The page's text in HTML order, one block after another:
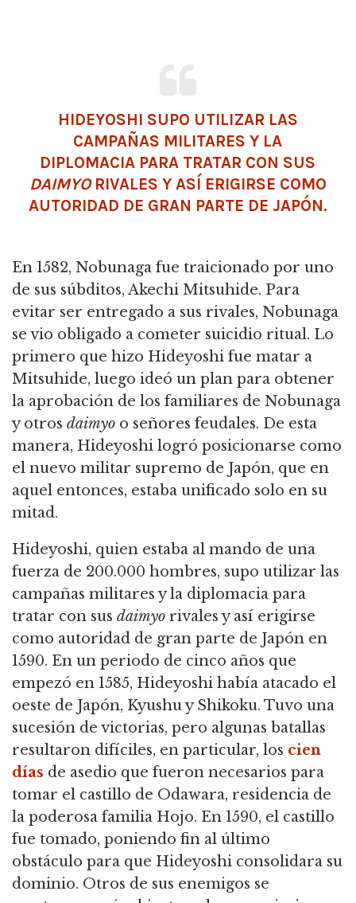
HIDEYOSHI SUPO UTILIZAR LAS
CAMPAÑAS MILITARES Y LA
DIPLOMACIA PARA TRATAR CON SUS
DAIMYO RIVALES Y ASÍ ERIGIRSE COMO
AUTORIDAD DE GRAN PARTE DE JAPÓN.
En 1582, Nobunaga fue traicionado por uno
de sus súbditos, Akechi Mitsuhide. Para
evitar ser entregado a sus rivales, Nobunaga
se vio obligado a cometer suicidio ritual. Lo
primero que hizo Hideyoshi fue matar a
Mitsuhide, luego ideó un plan para obtener
la aprobación de los familiares de Nobunaga
y otros daimyo o señores feudales. De esta
manera, Hideyoshi logró posicionarse como
el nuevo militar supremo de Japón, que en
aquel entonces, estaba unificado solo en su
mitad.
Hideyoshi, quien estaba al mando de una
fuerza de 200.000 hombres, supo utilizar las
campañas militares y la diplomacia para
tratar con sus daimyo rivales y así erigirse
como autoridad de gran parte de Japón en
1590. En un periodo de cinco años que
empezó en 1585, Hideyoshi había atacado el
oeste de Japón, Kyushu y Shikoku. Tuvo una
sucesión de victorias, pero algunas batallas
resultaron difíciles, en particular, los cien
días de asedio que fueron necesarios para
tomar el castillo de Odawara, residencia de
la poderosa familia Hojo. En 1590, el castillo
fue tomado, poniendo fin al último
obstáculo para que Hideyoshi consolidara su
dominio. Otros de sus enemigos se